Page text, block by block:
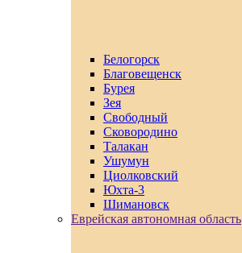
Белогорск
Благовещенск
Бурея
Зея
Свободный
Сковородино
Талакан
Ушумун
Циолковский
Юхта-3
Шимановск
Еврейская автономная область